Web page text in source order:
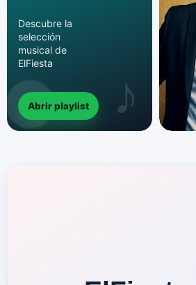
Descubre la
selección
musical de
ElFiesta
Abrir playlist